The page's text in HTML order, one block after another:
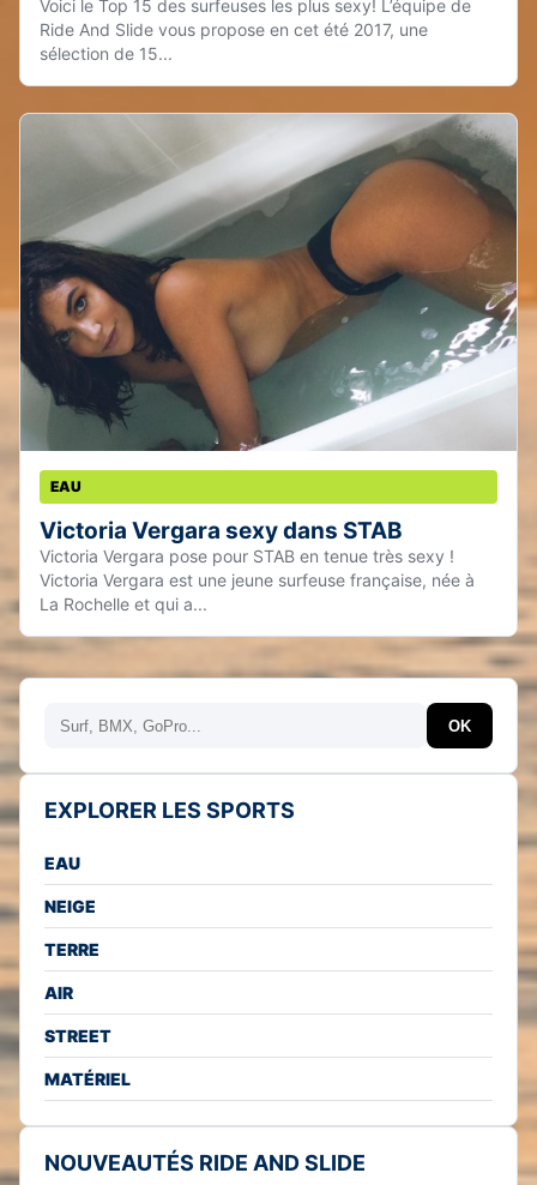
Voici le Top 15 des surfeuses les plus sexy! L’équipe de
Ride And Slide vous propose en cet été 2017, une
sélection de 15...
EAU
Victoria Vergara sexy dans STAB
Victoria Vergara pose pour STAB en tenue très sexy !
Victoria Vergara est une jeune surfeuse française, née à
La Rochelle et qui a...
Rechercher OK
EXPLORER LES SPORTS
EAU
NEIGE
TERRE
AIR
STREET
MATÉRIEL
NOUVEAUTÉS RIDE AND SLIDE